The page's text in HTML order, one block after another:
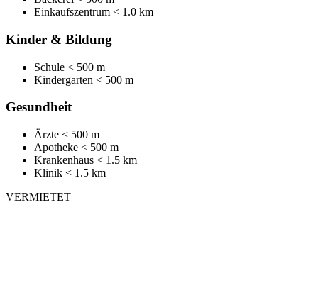
Einkaufszentrum < 1.0 km
Kinder & Bildung
Schule < 500 m
Kindergarten < 500 m
Gesundheit
Ärzte < 500 m
Apotheke < 500 m
Krankenhaus < 1.5 km
Klinik < 1.5 km
VERMIETET